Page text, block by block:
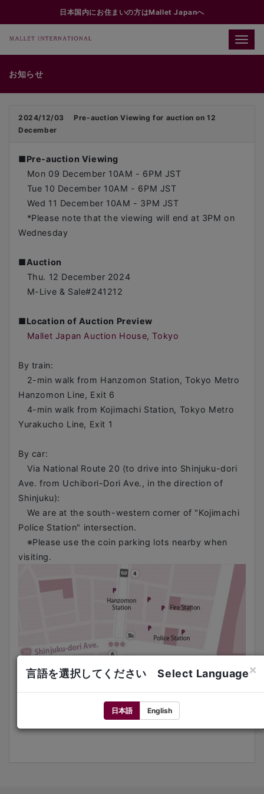
日本国内にお住まいの方はMallet Japanへ
Toggle
お知らせ
2024/12/03
Pre-auction Viewing for auction on 12
December
■Pre-auction Viewing
Mon 09 December 10AM - 6PM JST
Tue 10 December 10AM - 6PM JST
Wed 11 December 10AM - 3PM JST
*Please note that the viewing will end at 3PM on
Wednesday
■Auction
Thu. 12 December 2024
M-Live & Sale#241212
■Location of Auction Preview
Mallet Japan Auction House, Tokyo
By train:
2-min walk from Hanzomon Station, Tokyo Metro
Hanzomon Line, Exit 6
4-min walk from Kojimachi Station, Tokyo Metro
Yurakucho Line, Exit 1
By car:
Via National Route 20 (to drive into Shinjuku-dori
Ave. from Uchibori-Dori Ave., in the direction of
Shinjuku):
We are at the south-western corner of "Kojimachi
Police Station" intersection.
※Please use the coin parking lots nearby when
visiting.
言語を選択してください Select Language×
日本語 English